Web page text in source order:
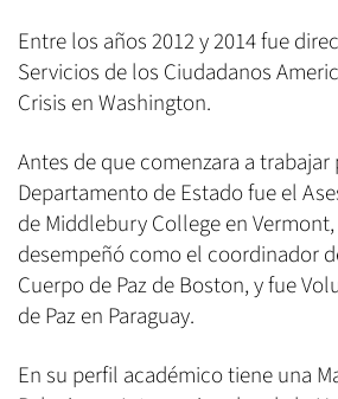
Entre los años 2012 y 2014 fue
Servicios de los Ciudadanos
Crisis en Washington.
Antes de que comenzara a trabajar
Departamento de Estado fue el
de Middlebury College en
desempeñó como el coordinador
Cuerpo de Paz de Boston, y fue
de Paz en Paraguay.
En su perfil académico tiene una